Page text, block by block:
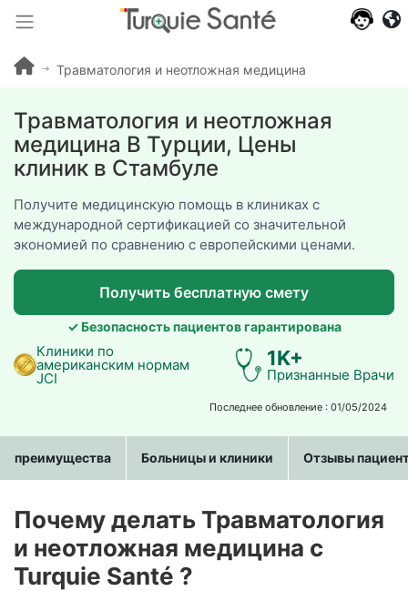
Травматология и неотложная медицина
Травматология и неотложная
медицина В Турции, Цены
клиник в Стамбуле
Получите медицинскую помощь в клиниках с
международной сертификацией со значительной
экономией по сравнению с европейскими ценами.
Получить бесплатную смету
✓ Безопасность пациентов гарантирована
Клиники по
американским нормам
JCI
1K+
Признанные Врачи
640+
пациентов
Последнее обновление : 01/05/2024
преимущества Больницы и клиники Отзывы
Почему делать Травматология
и неотложная медицина c
Turquie Santé ?